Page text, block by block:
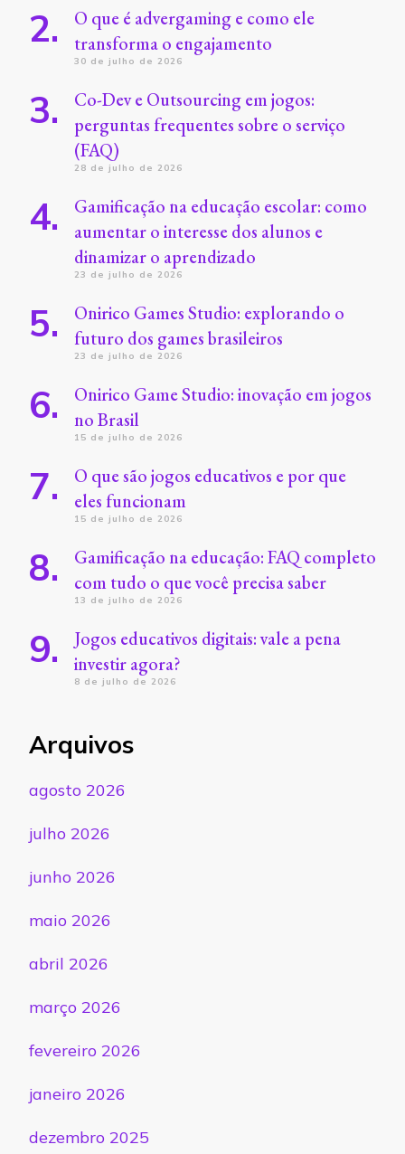
O que é advergaming e como ele
transforma o engajamento
30 de julho de 2026
Co-Dev e Outsourcing em jogos:
perguntas frequentes sobre o serviço
(FAQ)
28 de julho de 2026
Gamificação na educação escolar: como
aumentar o interesse dos alunos e
dinamizar o aprendizado
23 de julho de 2026
Onirico Games Studio: explorando o
futuro dos games brasileiros
23 de julho de 2026
Onirico Game Studio: inovação em jogos
no Brasil
15 de julho de 2026
O que são jogos educativos e por que
eles funcionam
15 de julho de 2026
Gamificação na educação: FAQ completo
com tudo o que você precisa saber
13 de julho de 2026
Jogos educativos digitais: vale a pena
investir agora?
8 de julho de 2026
Arquivos
agosto 2026
julho 2026
junho 2026
maio 2026
abril 2026
março 2026
fevereiro 2026
janeiro 2026
dezembro 2025